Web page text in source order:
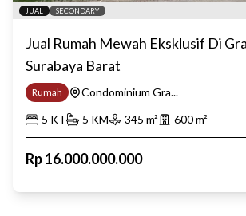
JUAL SECONDARY
Jual Rumah Mewah Eksklusif Di
Surabaya Barat
Rumah
Condominium Gra...
5 KT 5 KM 345 m² 600m²
Rp16.000.000.000